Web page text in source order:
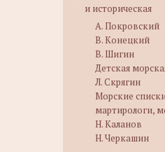
и историческая
А. Покровский
В. Конецкий
В. Шигин
Детская
Л. Скрягин
Морские
мартирологи,
Н. Каланов
Н. Черкашин